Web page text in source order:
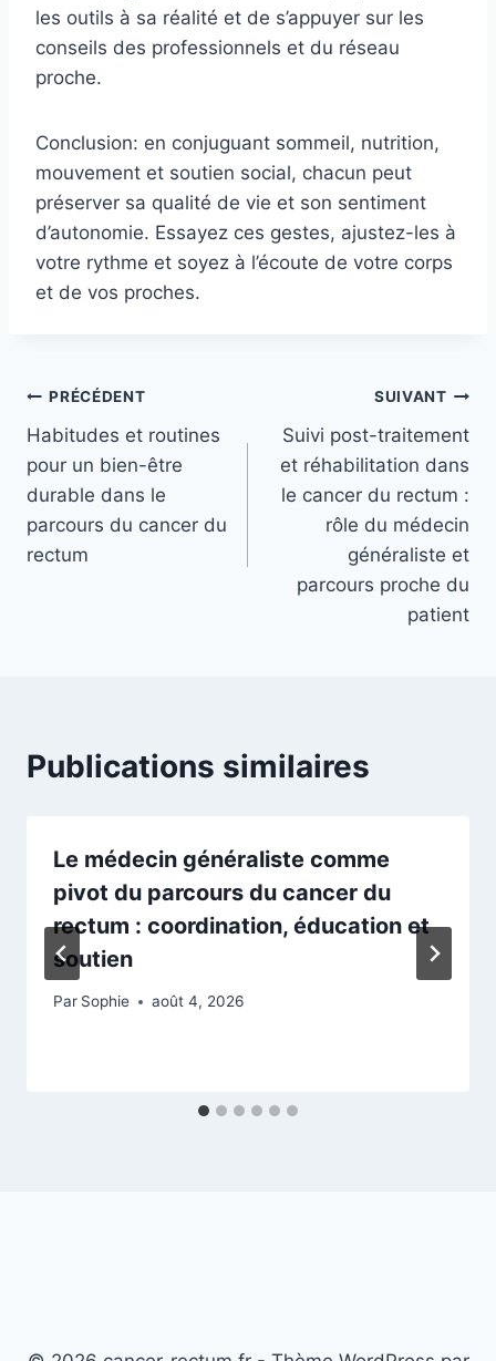
les outils à sa réalité et de s’appuyer sur les
conseils des professionnels et du réseau
proche.
Conclusion: en conjuguant sommeil, nutrition,
mouvement et soutien social, chacun peut
préserver sa qualité de vie et son sentiment
d’autonomie. Essayez ces gestes, ajustez-les à
votre rythme et soyez à l’écoute de votre corps
et de vos proches.
Navigation
de
l’article
PRÉCÉDENT
Habitudes et routines
pour un bien-être
durable dans le
parcours du cancer du
rectum
SUIVANT
Suivi post-traitement
et réhabilitation dans
le cancer du rectum :
rôle du médecin
généraliste et
parcours proche du
patient
Publications similaires
Le médecin généraliste comme
pivot du parcours du cancer du
rectum : coordination, éducation et
soutien
Par Sophie août 4, 2026